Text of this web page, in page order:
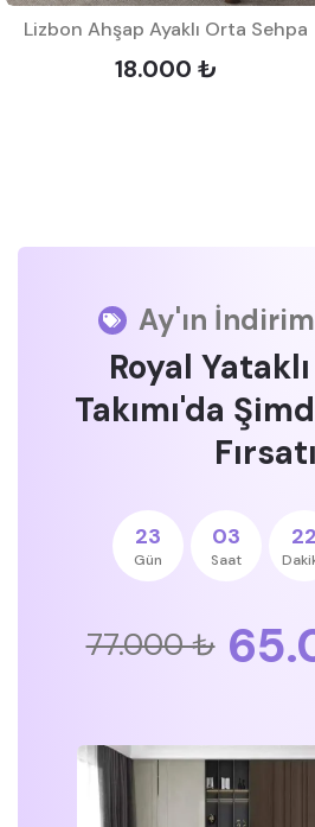
Lizbon Ahşap Ayaklı Orta Sehpa
18.000 ₺
Ay'ın
Royal
Takımı'da
Fırsatı
23
Gün
03
Saat
22
77.000 ₺